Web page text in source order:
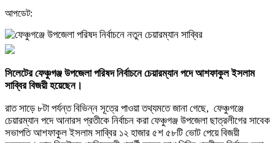
আপডেট:
সিলেটের ফেঞ্চুগঞ্জ উপজেলা পরিষদ নির্বাচনে চেয়ারম্যান পদে আশফাকুল ইসলাম
সাব্বির বিজয়ী হয়েছেন।
রাত সাড়ে ৮টা পর্যন্ত বিভিন্ন সূত্রে পাওয়া তথ্যমতে জানা গেছে, ফেঞ্চুগঞ্জে
চেয়ারম্যান পদে আনারস প্রতীকে নির্বাচন করা ফেঞ্চুগঞ্জ উপজেলা ছাত্রলীগের সাবেক
সভাপতি আশফাকুল ইসলাম সাব্বির ১২ হাজার ৫শ ৫৮টি ভোট পেয়ে বিজয়ী